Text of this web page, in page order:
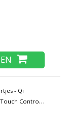
- Qi
Control
Earbuds